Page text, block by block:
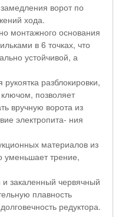
ворот по
хода.
монтажного основания
в 6 точках, что
устойчивой, а
разблокировки,
позволяет
вручную ворота из
электропита- ния
материалов из
уменьшает трение,
закаленный червячный
плавность
редуктора.